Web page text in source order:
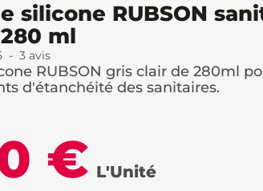
silicone RUBSON
ml
- 3 avis
RUBSON gris clair de 280ml
d'étanchéité des sanitaires.
€ L'Unité